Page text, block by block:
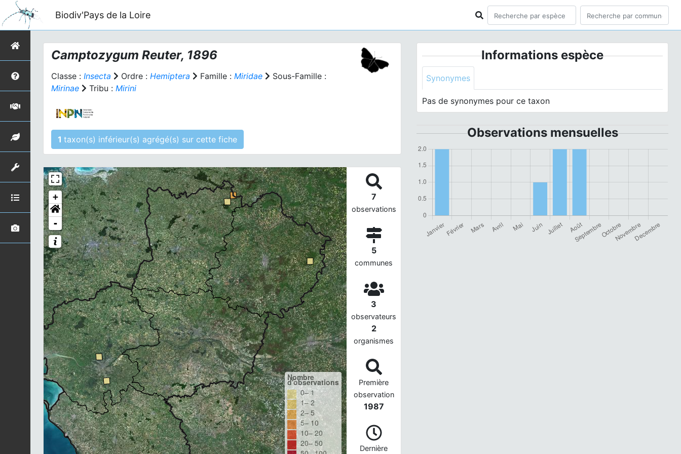
Biodiv'Pays de la Loire
Camptozygum Reuter, 1896
Classe : Insecta Ordre : Hemiptera Famille : Miridae
Sous-Famille :
Mirinae
Tribu : Mirini
1 taxon(s) inférieur(s) agrégé(s) sur cette fiche
+
-
Nombre
d'observations
0– 1
1– 2
2– 5
5– 10
10– 20
20– 50
7
observations
5
communes
3
observateurs
2
organismes
Première
observation
1987
Dernière
Informations espèce
Synonymes
Pas de synonymes pour ce taxon
Observations mensuelles